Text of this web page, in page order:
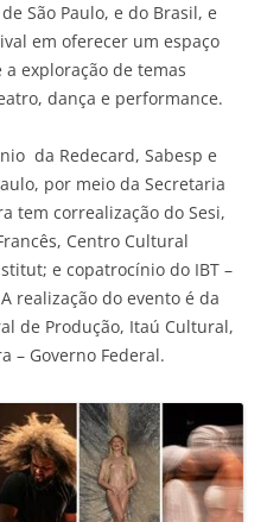
São Paulo, e do Brasil, e
em oferecer um espaço
exploração de temas
dança e performance.
da Redecard, Sabesp e
por meio da Secretaria
tem correalização do Sesi,
Centro Cultural
e copatrocínio do IBT –
realização do evento é da
de Produção, Itaú Cultural,
– Governo Federal.